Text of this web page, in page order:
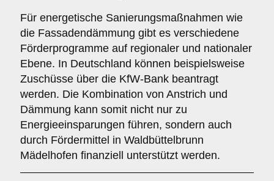
Für energetische Sanierungsmaßnahmen wie
die Fassadendämmung gibt es verschiedene
Förderprogramme auf regionaler und nationaler
Ebene. In Deutschland können beispielsweise
Zuschüsse über die KfW-Bank beantragt
werden. Die Kombination von Anstrich und
Dämmung kann somit nicht nur zu
Energieeinsparungen führen, sondern auch
durch Fördermittel in Waldbüttelbrunn
Mädelhofen finanziell unterstützt werden.